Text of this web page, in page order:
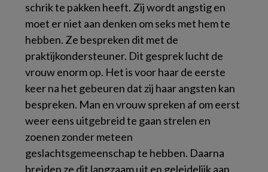
schrik te pakken heeft. Zij wordt angstig en
moet er niet aan denken om seks met hem te
hebben. Ze bespreken dit met de
praktijkondersteuner. Dit gesprek lucht de
vrouw enorm op. Het is voor haar de eerste
keer na het gebeuren dat zij haar angsten kan
bespreken. Man en vrouw spreken af om eerst
weer eens uitgebreid te gaan strelen en
zoenen zonder meteen
geslachtsgemeenschap te hebben. Daarna
breiden ze dit langzaam uit en geleidelijk aan